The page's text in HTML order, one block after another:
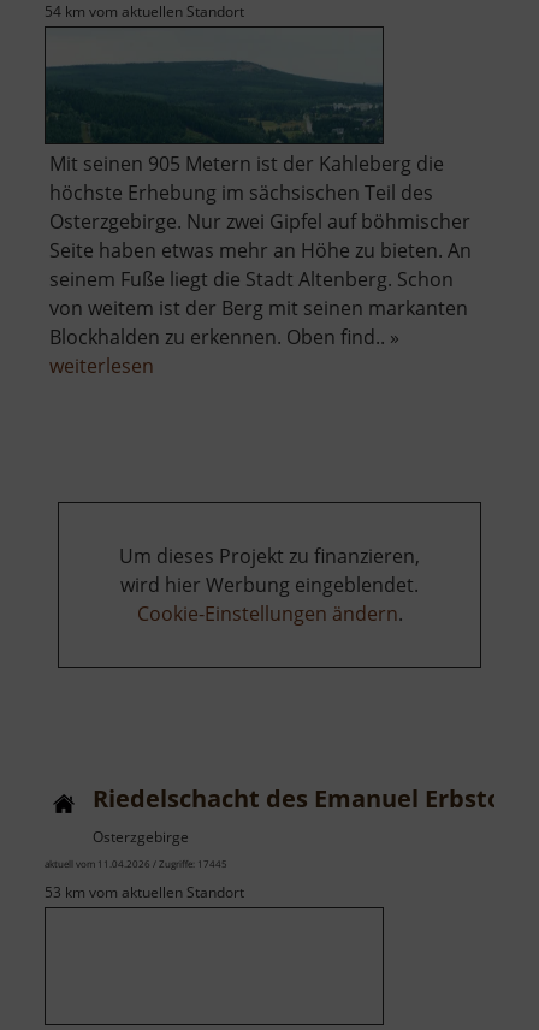
54 km vom aktuellen Standort
Mit seinen 905 Metern ist der Kahleberg die
höchste Erhebung im sächsischen Teil des
Osterzgebirge. Nur zwei Gipfel auf böhmischer
Seite haben etwas mehr an Höhe zu bieten. An
seinem Fuße liegt die Stadt Altenberg. Schon
von weitem ist der Berg mit seinen markanten
Blockhalden zu erkennen. Oben find.. »
weiterlesen
Um dieses Projekt zu finanzieren,
wird hier Werbung eingeblendet.
Cookie-Einstellungen ändern.
Riedelschacht des Emanuel Erbstolln
Osterzgebirge
aktuell vom 11.04.2026 / Zugriffe: 17445
53 km vom aktuellen Standort